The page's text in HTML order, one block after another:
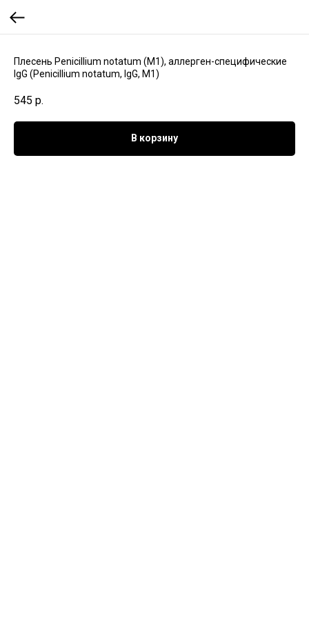
Плесень Penicillium notatum (М1), аллерген-специфические
IgG (Penicillium notatum, IgG, M1)
545 р.
В корзину